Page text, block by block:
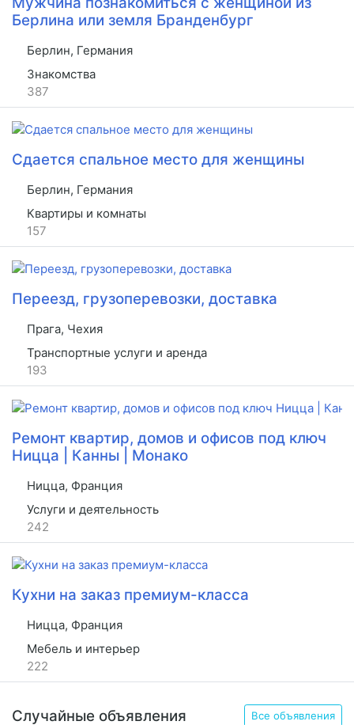
Берлина или земля Бранденбург
Берлин, Германия
Знакомства
387
Сдается спальное место для женщины
Берлин, Германия
Квартиры и комнаты
157
Переезд, грузоперевозки, доставка
Прага, Чехия
Транспортные услуги и аренда
193
Ремонт квартир, домов и офисов под ключ
Ницца | Канны | Монако
Ницца, Франция
Услуги и деятельность
242
Кухни на заказ премиум-класса
Ницца, Франция
Мебель и интерьер
222
Случайные объявления Все объявления